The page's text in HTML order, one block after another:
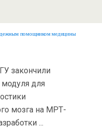
помощником медицины
закончили
для
мозга на МРТ-
...